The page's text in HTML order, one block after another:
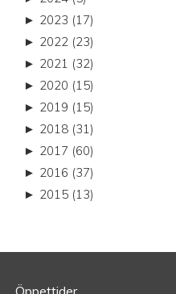
► 2023 (17)
► 2022 (23)
► 2021 (32)
► 2020 (15)
► 2019 (15)
► 2018 (31)
► 2017 (60)
► 2016 (37)
► 2015 (13)
Öppettider